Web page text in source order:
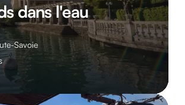
dans l'eau
Savoie